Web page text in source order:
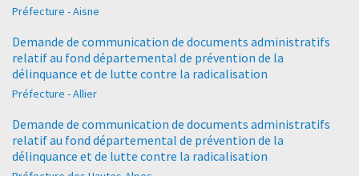
Préfecture - Aisne
Demande de communication de documents administratifs
relatif au fond départemental de prévention de la
délinquance et de lutte contre la radicalisation
Préfecture - Allier
Demande de communication de documents administratifs
relatif au fond départemental de prévention de la
délinquance et de lutte contre la radicalisation